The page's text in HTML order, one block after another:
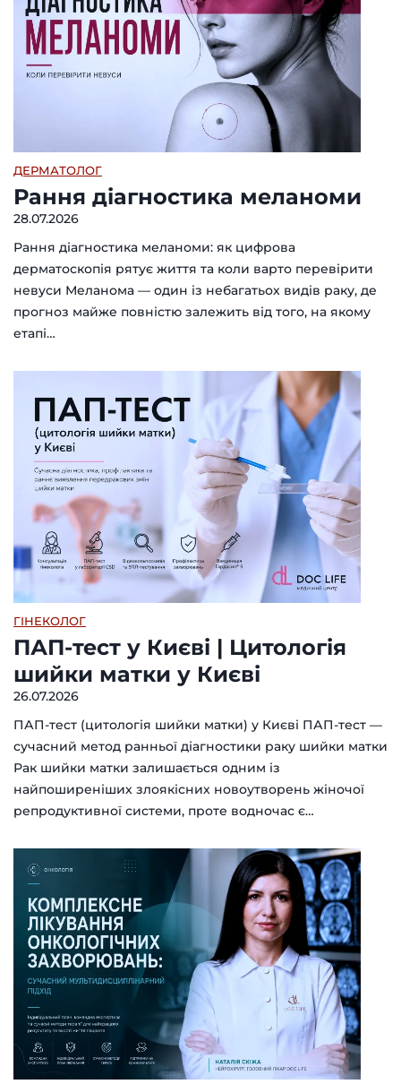
ДЕРМАТОЛОГ
Рання діагностика меланоми
28.07.2026
Рання діагностика меланоми: як цифрова
дерматоскопія рятує життя та коли варто перевірити
невуси Меланома — один із небагатьох видів раку, де
прогноз майже повністю залежить від того, на якому
етапі…
ГІНЕКОЛОГ
ПАП-тест у Києві | Цитологія
шийки матки у Києві
26.07.2026
ПАП-тест (цитологія шийки матки) у Києві ПАП-тест —
сучасний метод ранньої діагностики раку шийки матки
Рак шийки матки залишається одним із
найпоширеніших злоякісних новоутворень жіночої
репродуктивної системи, проте водночас є…